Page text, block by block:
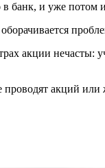
банк, и уже потом
акции
акций или